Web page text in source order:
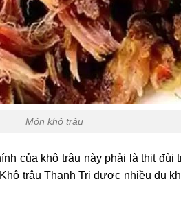
Món khô trâu
của khô trâu này phải là thịt
trâu Thạnh Trị được nhiều du